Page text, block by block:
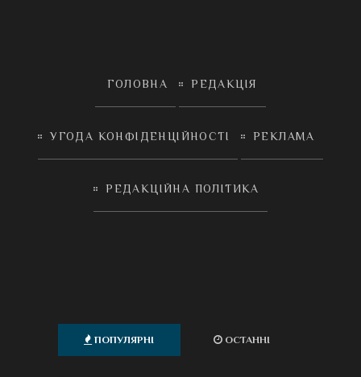
ГОЛОВНА РЕДАКЦІЯ
УГОДА КОНФІДЕНЦІЙНОСТІ РЕКЛАМА
РЕДАКЦІЙНА ПОЛІТИКА
ПОПУЛЯРНІ ОСТАННІ